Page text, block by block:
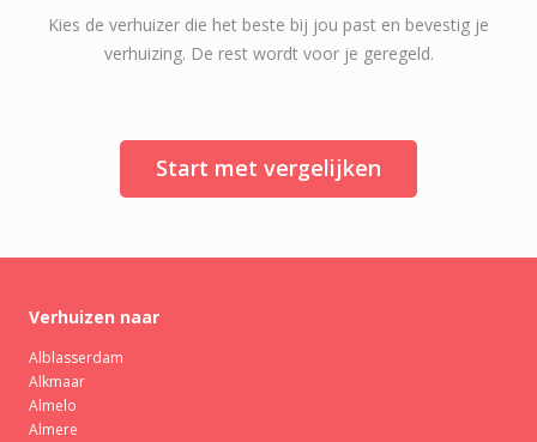
Kies de verhuizer die het beste bij jou past en bevestig je
verhuizing. De rest wordt voor je geregeld.
Start met vergelijken
Verhuizen naar
Alblasserdam
Alkmaar
Almelo
Almere